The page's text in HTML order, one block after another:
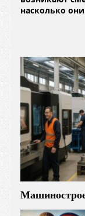
насколько